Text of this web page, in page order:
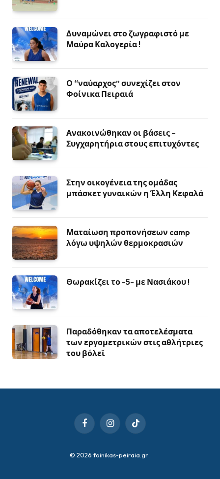
Δυναμώνει στο ζωγραφιστό με
Μαύρα Καλογερία !
Ο “ναύαρχος” συνεχίζει στον
Φοίνικα Πειραιά
Ανακοινώθηκαν οι βάσεις –
Συγχαρητήρια στους επιτυχόντες
Στην οικογένεια της ομάδας
μπάσκετ γυναικών η Έλλη Κεφαλά
Ματαίωση προπονήσεων camp
λόγω υψηλών θερμοκρασιών
Θωρακίζει το -5- με Νασιάκου !
Παραδόθηκαν τα αποτελέσματα
των εργομετρικών στις αθλήτριες
του βόλεϊ
FacebookInstagramTikTok
© 2026 foinikas-peiraia.gr